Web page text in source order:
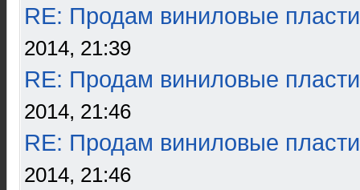
RE: Продам виниловые
2014, 21:39
RE: Продам виниловые
2014, 21:46
RE: Продам виниловые
2014, 21:46